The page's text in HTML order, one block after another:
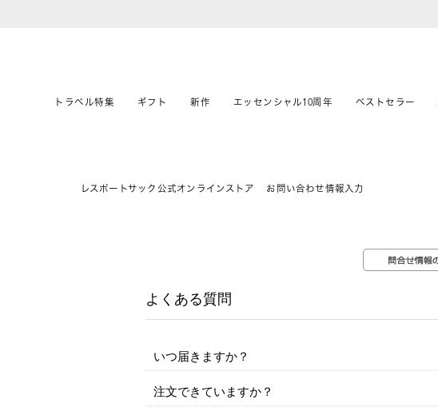
トラベル特集 ギフト 新作 エッセンシャル10周年 ベストセラー
レスポートサック公式オンラインストア お問い合わせ情報入力
よくある質問
いつ届きますか？
注文できていますか？